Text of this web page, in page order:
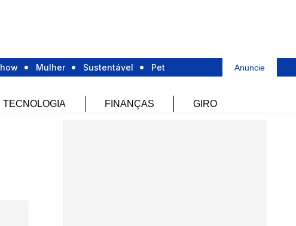
Mulher Sustentável Pet Anuncie
TECNOLOGIA FINANÇAS GIRO